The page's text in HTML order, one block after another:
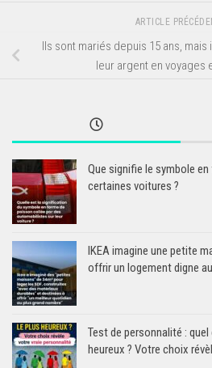
ARTICLE
Ils sont mariés depuis 15 ans,
leur argent en voyages
Que signifie le symbole
certaines voitures ?
IKEA imagine une petite
offrir un logement digne
Test de personnalité :
heureux ? Votre choix